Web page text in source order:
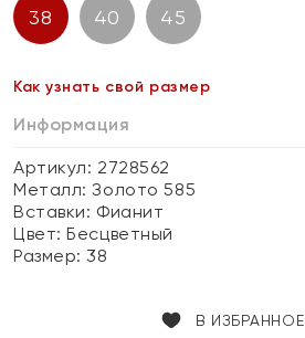
38 40 45
Как узнать свой размер
Информация
Артикул: 2728562
Металл:Золото 585
Вставки: Фианит
Цвет:Бесцветный
Размер: 38
В ИЗБРАННОЕ